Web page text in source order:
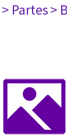
> Partes>